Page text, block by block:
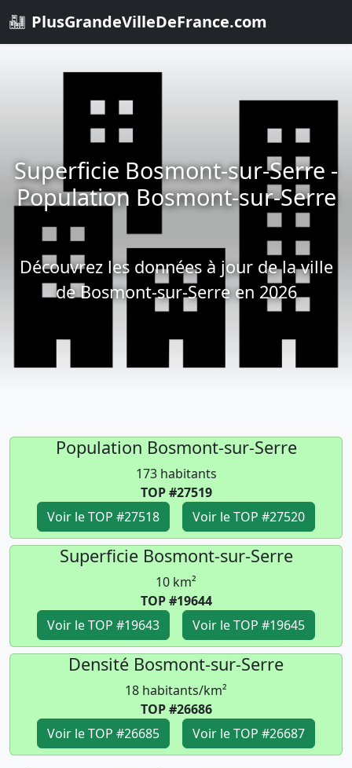
PlusGrandeVilleDeFrance.com
Superficie Bosmont-sur-Serre -
Population Bosmont-sur-Serre
Découvrez les données à jour de la ville
de Bosmont-sur-Serre en 2026
Population Bosmont-sur-Serre
173 habitants
TOP #27519
Voir le TOP #27518
Voir le TOP #27520
Superficie Bosmont-sur-Serre
10 km²
TOP #19644
Voir le TOP #19643
Voir le TOP #19645
Densité Bosmont-sur-Serre
18 habitants/km²
TOP #26686
Voir le TOP #26685
Voir le TOP #26687